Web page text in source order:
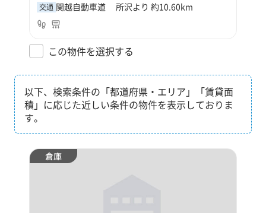
交通 関越自動車道 所沢より 約10.60km
この物件を選択する
以下、検索条件の「都道府県・エリア」「賃貸面
積」に応じた近しい条件の物件を表示しておりま
す。
倉庫